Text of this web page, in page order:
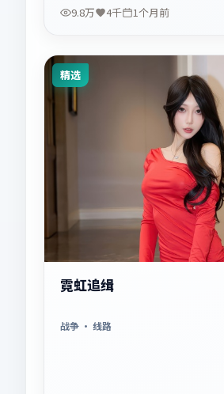
9.8万 4千 1个月前
精选
霓虹追缉
战争· 线路